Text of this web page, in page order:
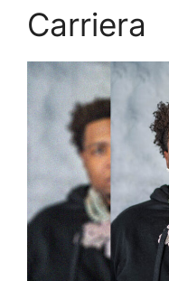
Carriera